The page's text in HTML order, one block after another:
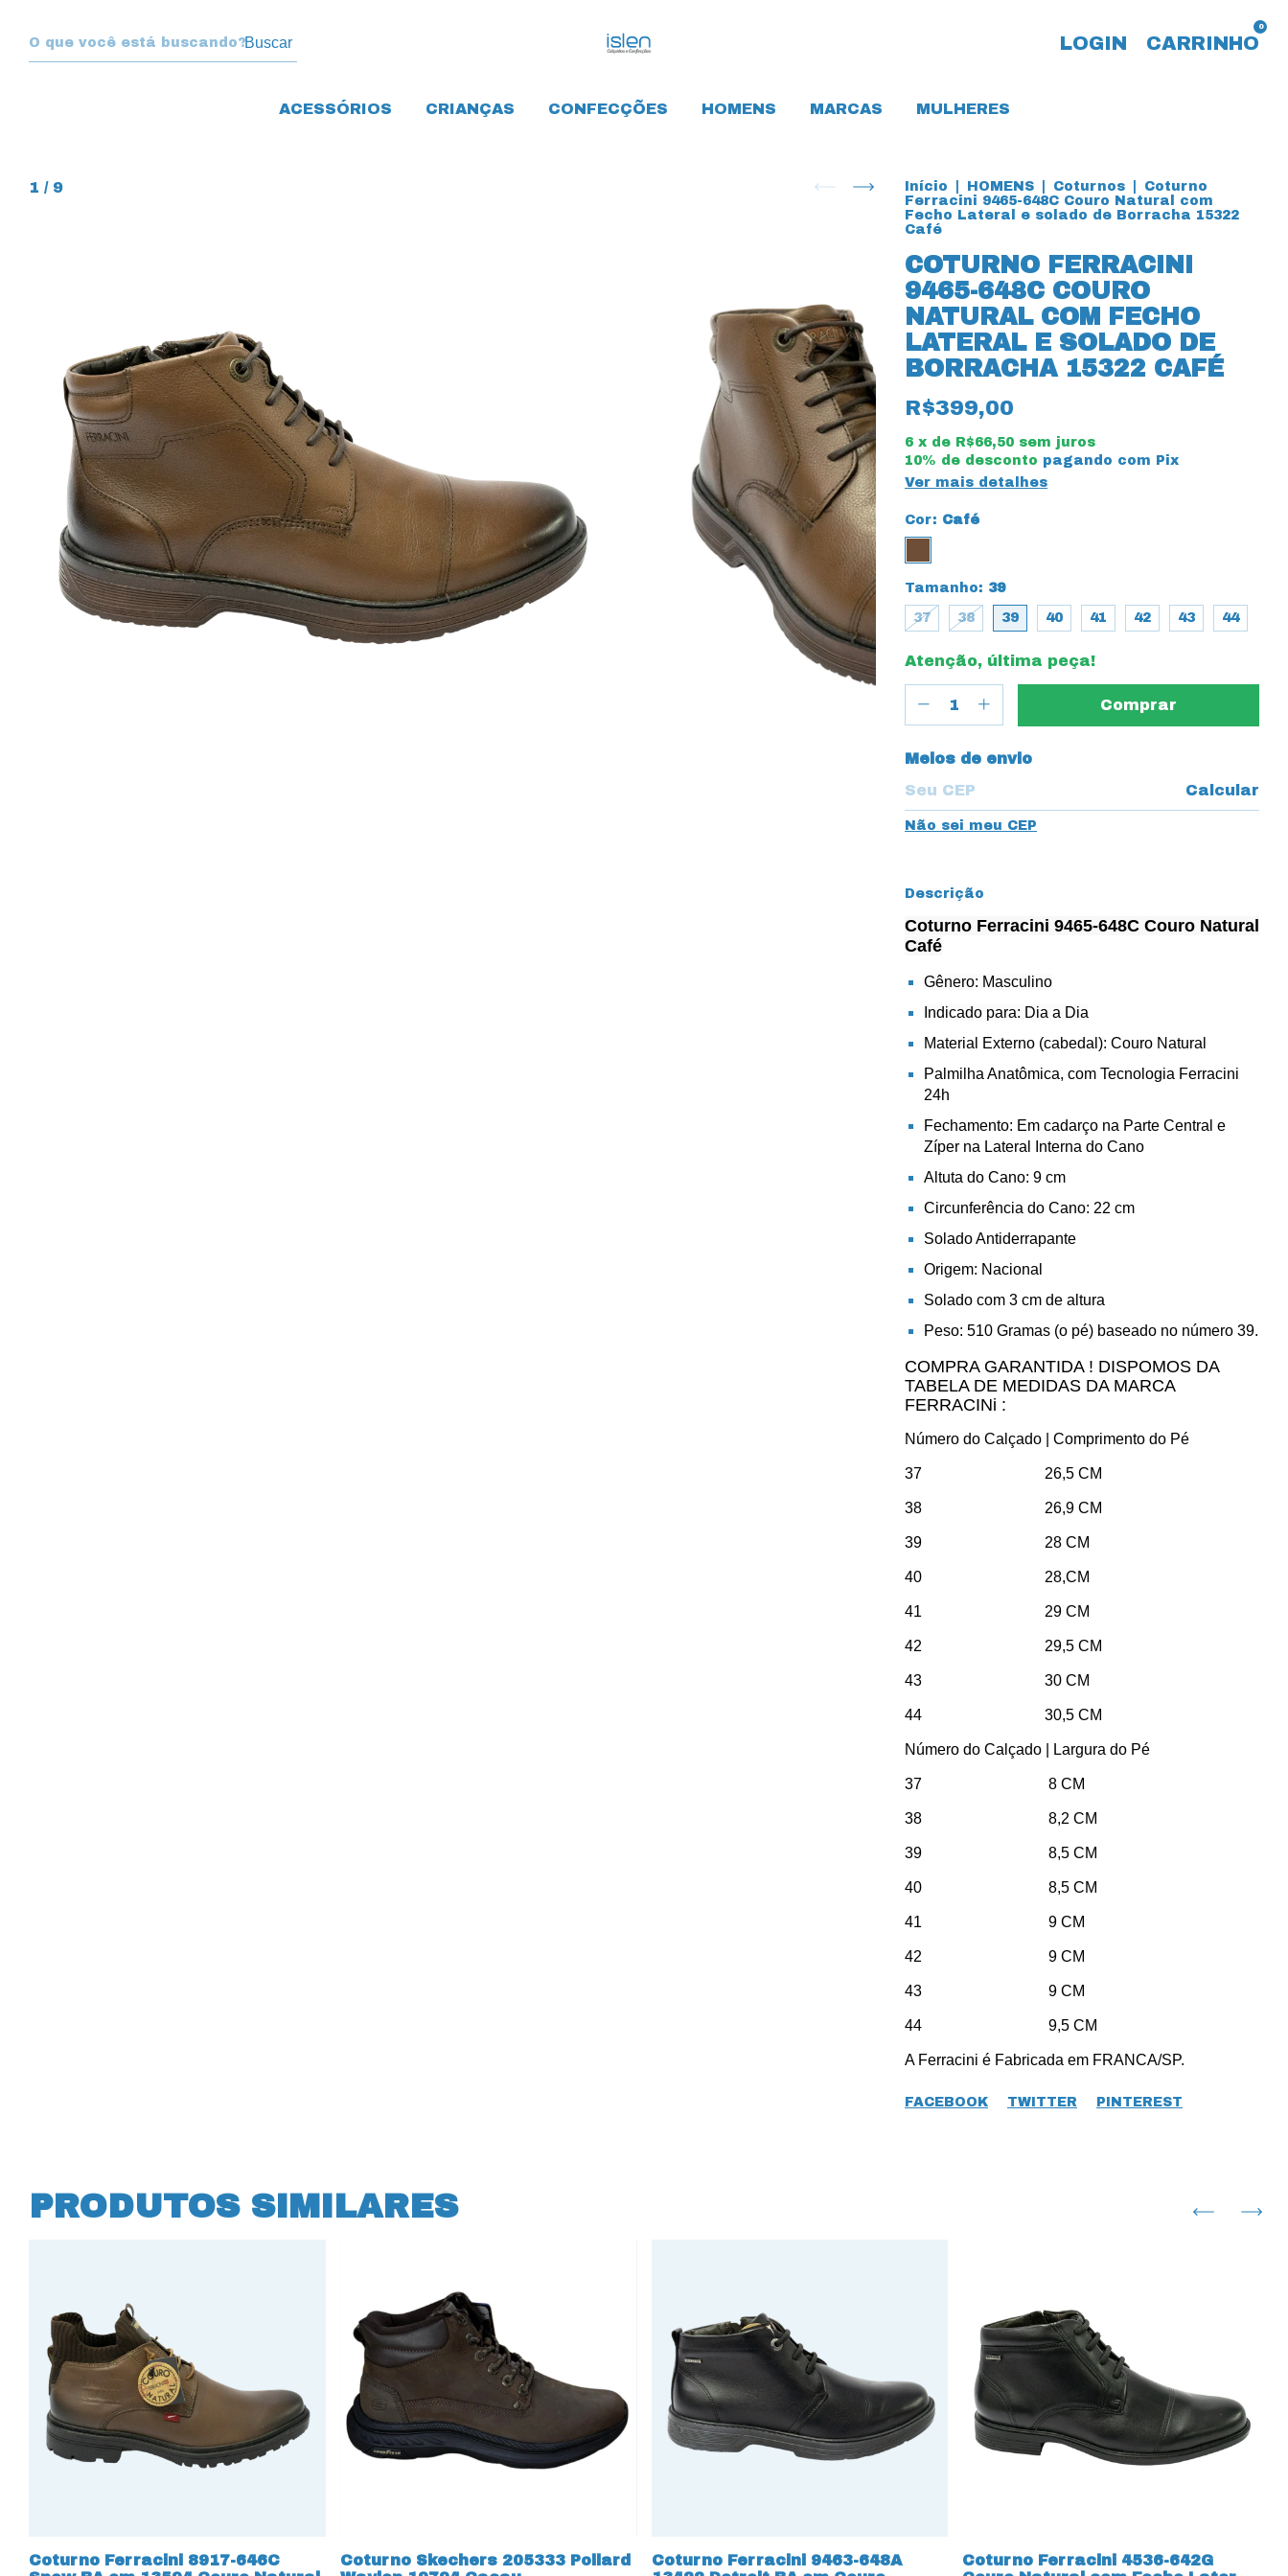
Buscar LOGIN CARRINHO
0
ACESSÓRIOS CRIANÇAS CONFECÇÕES HOMENS MARCAS MULHERES
1 / 9 Início HOMENS Coturnos
Coturno
Ferracini 9465-648C Couro Natural com
Fecho Lateral e solado de Borracha 15322
Café
COTURNO FERRACINI
9465-648C COURO
NATURAL COM FECHO
LATERAL E SOLADO DE
BORRACHA 15322 CAFÉ
R$399,00
6 x de R$66,50 sem juros
10% de desconto pagando com Pix
Ver mais detalhes
Cor: Café
Tamanho: 39
37 38 39 40 41 42 43 44
Atenção, última peça!
Entregas para o CEP:
Meios de envio
Calcular
Não sei meu CEP
Descrição
Coturno Ferracini 9465-648C Couro Natural
Café
Gênero: Masculino
Indicado para: Dia a Dia
Material Externo (cabedal): Couro Natural
Palmilha Anatômica, com Tecnologia Ferracini
24h
Fechamento: Em cadarço na Parte Central e
Zíper na Lateral Interna do Cano
Altuta do Cano: 9 cm
Circunferência do Cano: 22 cm
Solado Antiderrapante
Origem: Nacional
Solado com 3 cm de altura
Peso: 510 Gramas (o pé) baseado no número 39.
COMPRA GARANTIDA ! DISPOMOS DA
TABELA DE MEDIDAS DA MARCA
FERRACINi :
Número do Calçado | Comprimento do Pé
37 26,5 CM
38 26,9 CM
39 28 CM
40 28,CM
41 29 CM
42 29,5 CM
43 30 CM
44 30,5 CM
Número do Calçado | Largura do Pé
37 8 CM
38 8,2 CM
39 8,5 CM
40 8,5 CM
41 9 CM
42 9 CM
43 9 CM
44 9,5 CM
A Ferracini é Fabricada em FRANCA/SP.
FACEBOOK TWITTER PINTEREST
PRODUTOS SIMILARES
Coturno Ferracini 8917-646C
Coturno Skechers 205333 Pollard
Coturno Ferracini 9463-648A
Coturno Ferracini 4536-642G